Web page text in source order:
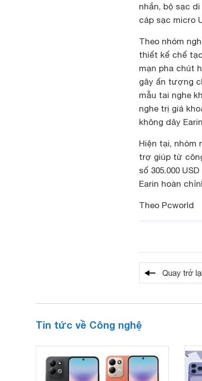
nhắn, bộ sạc
cáp sạc micro
Theo nhóm
thiết kế chế
mạn pha chút
gây ấn tượng
mẫu tai nghe
nghe trị giá
không dây
Hiện tại, nhóm
trợ giúp từ
số 305.000
Earin hoàn
Theo Pcworld
Quay trở
Tin tức về Công nghệ